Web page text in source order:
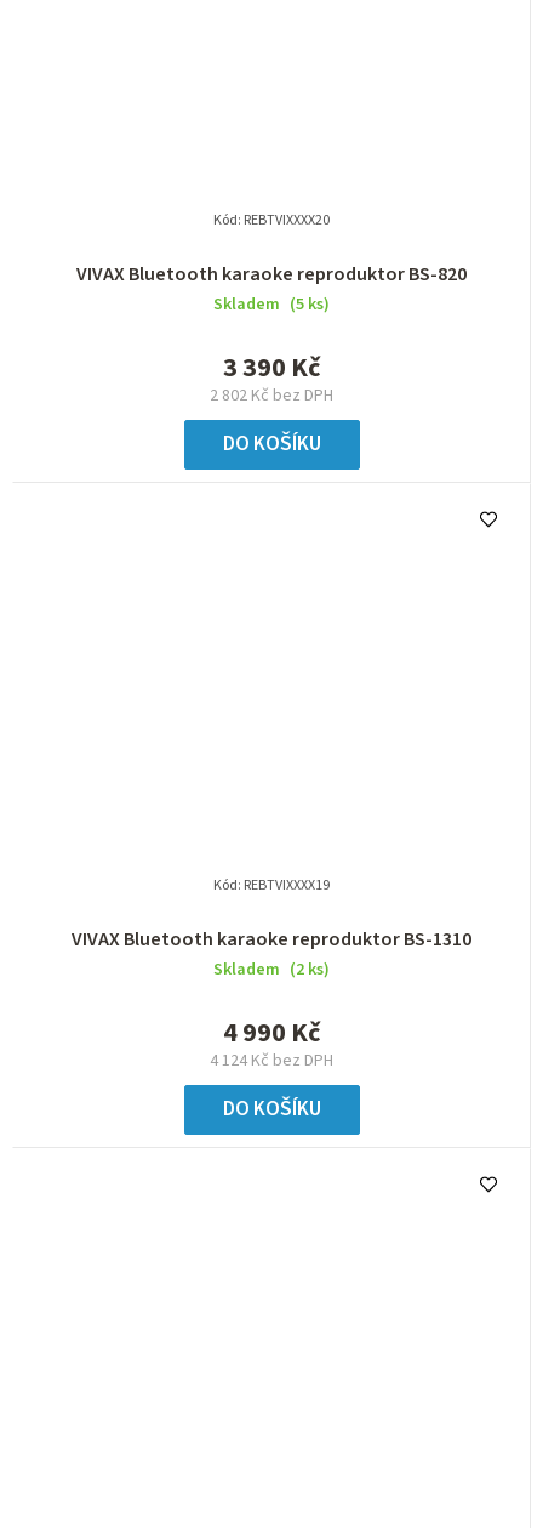
VIVAX Bluetooth karaoke reproduktor BS-820
Skladem (5 ks)
2 802 Kč bez DPH
3 390 Kč
DO KOŠÍKU
Kód: REBTVIXXXX20
VIVAX Bluetooth karaoke reproduktor BS-1310
Skladem (2 ks)
4 124 Kč bez DPH
4 990 Kč
DO KOŠÍKU
Kód: REBTVIXXXX19